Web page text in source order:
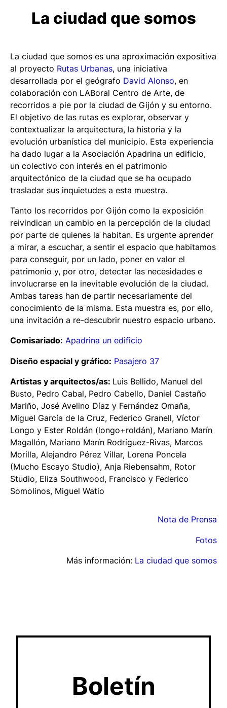
La ciudad que somos
La ciudad que somos es una aproximación expositiva
al proyecto Rutas Urbanas, una iniciativa
desarrollada por el geógrafo David Alonso, en
colaboración con LABoral Centro de Arte, de
recorridos a pie por la ciudad de Gijón y su entorno.
El objetivo de las rutas es explorar, observar y
contextualizar la arquitectura, la historia y la
evolución urbanística del municipio. Esta experiencia
ha dado lugar a la Asociación Apadrina un edificio,
un colectivo con interés en el patrimonio
arquitectónico de la ciudad que se ha ocupado
trasladar sus inquietudes a esta muestra.
Tanto los recorridos por Gijón como la exposición
reivindican un cambio en la percepción de la ciudad
por parte de quienes la habitan. Es urgente aprender
a mirar, a escuchar, a sentir el espacio que habitamos
para conseguir, por un lado, poner en valor el
patrimonio y, por otro, detectar las necesidades e
involucrarse en la inevitable evolución de la ciudad.
Ambas tareas han de partir necesariamente del
conocimiento de la misma. Esta muestra es, por ello,
una invitación a re-descubrir nuestro espacio urbano.
Comisariado: Apadrina un edificio
Diseño espacial y gráfico: Pasajero 37
Artistas y arquitectos/as: Luis Bellido, Manuel del
Busto, Pedro Cabal, Pedro Cabello, Daniel Castaño
Mariño, José Avelino Díaz y Fernández Omaña,
Miguel García de la Cruz, Federico Granell, Víctor
Longo y Ester Roldán (longo+roldán), Mariano Marín
Magallón, Mariano Marín Rodríguez-Rivas, Marcos
Morilla, Alejandro Pérez Villar, Lorena Poncela
(Mucho Escayo Studio), Anja Riebensahm, Rotor
Studio, Eliza Southwood, Francisco y Federico
Somolinos, Miguel Watio
Nota de Prensa
Fotos
Más información: La ciudad que somos
Boletín